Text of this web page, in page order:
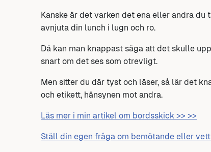
Kanske är det varken det ena eller andra du
avnjuta din lunch i lugn och ro.
Då kan man knappast säga att det skulle
snart om det ses som otrevligt.
Men sitter du där tyst och läser, så lär det
och etikett, hänsynen mot andra.
Läs mer i min artikel om bordsskick >> >>
Ställ din egen fråga om bemötande eller